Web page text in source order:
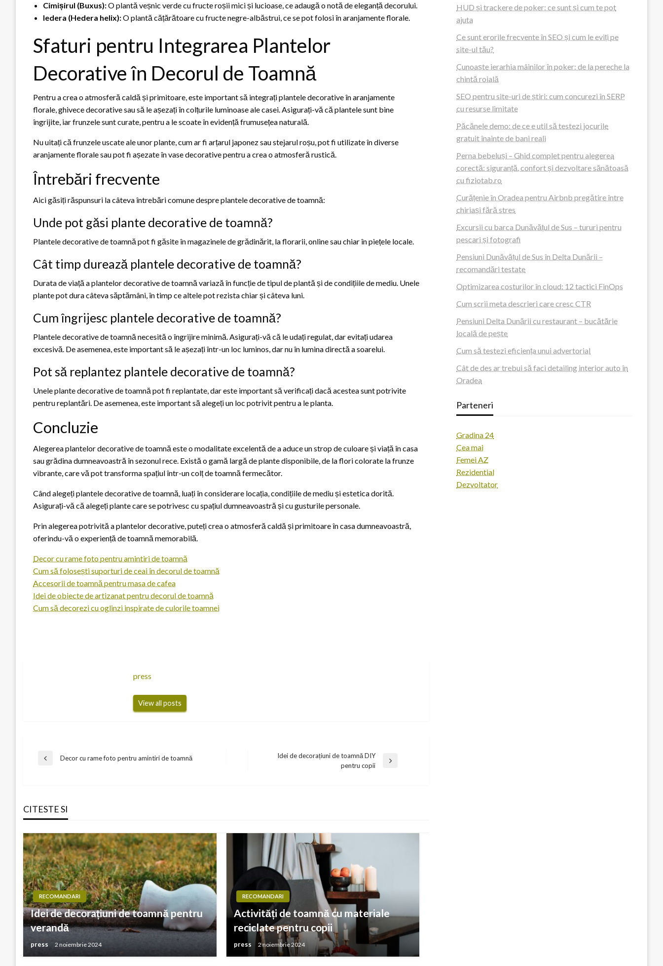
Cimișirul (Buxus):O plantă veșnic verde cu fructe roșii mici și lucioase, ce adaugă o notă de eleganță decorului.
Iedera (Hedera helix):O plantă cățărătoare cu fructe negre-albăstrui, ce se pot folosi în aranjamente florale.
Sfaturi pentru Integrarea Plantelor
Decorative în Decorul de Toamnă
Pentru a crea o atmosferă caldă și primitoare, este important să integrați plantele decorative în aranjamente
florale, ghivece decorative sau să le așezați în colțurile luminoase ale casei. Asigurați-vă că plantele sunt bine
îngrijite, iar frunzele sunt curate, pentru a le scoate în evidență frumusețea naturală.
Nu uitați că frunzele uscate ale unor plante, cum ar fi arțarul japonez sau stejarul roșu, pot fi utilizate în diverse
aranjamente florale sau pot fi așezate în vase decorative pentru a crea o atmosferă rustică.
Întrebări frecvente
Aici găsiți răspunsuri la câteva întrebări comune despre plantele decorative de toamnă:
Unde pot găsi plante decorative de toamnă?
Plantele decorative de toamnă pot fi găsite în magazinele de grădinărit, la florarii, online sau chiar în piețele locale.
Cât timp durează plantele decorative de toamnă?
Durata de viață a plantelor decorative de toamnă variază în funcție de tipul de plantă și de condițiile de mediu. Unele
plante pot dura câteva săptămâni, în timp ce altele pot rezista chiar și câteva luni.
Cum îngrijesc plantele decorative de toamnă?
Plantele decorative de toamnă necesită o îngrijire minimă. Asigurați-vă că le udați regulat, dar evitați udarea
excesivă. De asemenea, este important să le așezați într-un loc luminos, dar nu în lumina directă a soarelui.
Pot să replantez plantele decorative de toamnă?
Unele plante decorative de toamnă pot fi replantate, dar este important să verificați dacă acestea sunt potrivite
pentru replantări. De asemenea, este important să alegeți un loc potrivit pentru a le planta.
Concluzie
Alegerea plantelor decorative de toamnă este o modalitate excelentă de a aduce un strop de culoare și viață în casa
sau grădina dumneavoastră în sezonul rece. Există o gamă largă de plante disponibile, de la flori colorate la frunze
vibrante, care vă pot transforma spațiul într-un colț de toamnă fermecător.
Când alegeți plantele decorative de toamnă, luați în considerare locația, condițiile de mediu și estetica dorită.
Asigurați-vă că alegeți plante care se potrivesc cu spațiul dumneavoastră și cu gusturile personale.
Prin alegerea potrivită a plantelor decorative, puteți crea o atmosferă caldă și primitoare în casa dumneavoastră,
oferindu-vă o experiență de toamnă memorabilă.
Decor cu rame foto pentru amintiri de toamnă
Cum să folosești suporturi de ceai în decorul de toamnă
Accesorii de toamnă pentru masa de cafea
Idei de obiecte de artizanat pentru decorul de toamnă
Cum să decorezi cu oglinzi inspirate de culorile toamnei
press
View all posts
Navigare
articole
Previous
Decor cu rame foto pentru amintiri de toamnă
Idei de decorațiuni de toamnă DIY
pentru copii
CITESTE SI
RECOMANDARI
Idei de decorațiuni de toamnă pentru
verandă
press 2 noiembrie 2024
RECOMANDARI
Activități de toamnă cu materiale
reciclate pentru copii
press 2 noiembrie 2024
HUD și trackere de poker: ce sunt și cum te pot
ajuta
Ce sunt erorile frecvente în SEO și cum le eviți pe
site-ul tău?
Cunoaște ierarhia mâinilor în poker: de la pereche la
chintă roială
SEO pentru site-uri de știri: cum concurezi în SERP
cu resurse limitate
Păcănele demo: de ce e util să testezi jocurile
gratuit înainte de bani reali
Perna bebeluși – Ghid complet pentru alegerea
corectă: siguranță, confort și dezvoltare sănătoasă
cu fiziotab.ro
Curățenie în Oradea pentru Airbnb pregătire între
chiriași fără stres
Excursii cu barca Dunăvățul de Sus – tururi pentru
pescari și fotografi
Pensiuni Dunăvățul de Sus în Delta Dunării –
recomandări testate
Optimizarea costurilor în cloud: 12 tactici FinOps
Cum scrii meta descrieri care cresc CTR
Pensiuni Delta Dunării cu restaurant – bucătărie
locală de pește
Cum să testezi eficiența unui advertorial
Cât de des ar trebui să faci detailing interior auto în
Oradea
Parteneri
Gradina 24
Cea mai
Femei AZ
Rezidential
Dezvoltator